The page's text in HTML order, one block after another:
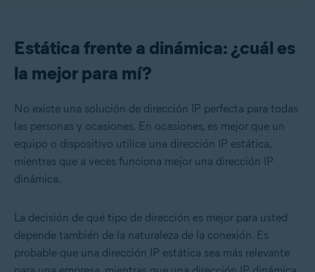
Estática frente a dinámica: ¿cuál es
la mejor para mí?
No existe una solución de dirección IP perfecta para todas
las personas y ocasiones. En ocasiones, es mejor que un
equipo o dispositivo utilice una dirección IP estática,
mientras que a veces funciona mejor una dirección IP
dinámica.
La decisión de qué tipo de dirección es mejor para usted
depende también de la naturaleza de la conexión. Es
probable que una dirección IP estática sea más relevante